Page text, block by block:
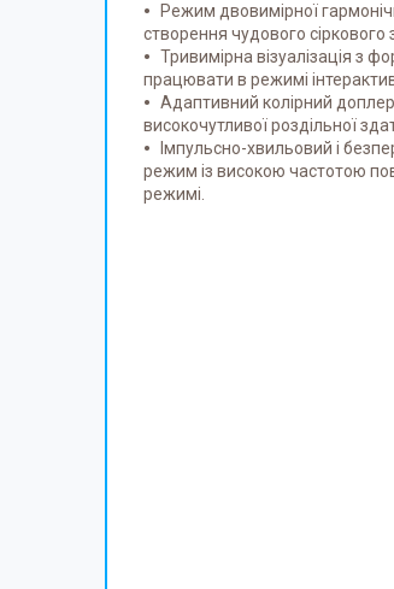
Режим двовимірної
створення чудового
Тривимірна візуалізація з
працювати в режимі
Адаптивний колірний
високочутливої роздільної
Імпульсно-хвильовий і
режим із високою частотою
режимі.